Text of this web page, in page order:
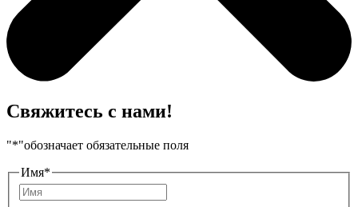
Свяжитесь с нами!
"*"обозначает обязательные поля
Имя*